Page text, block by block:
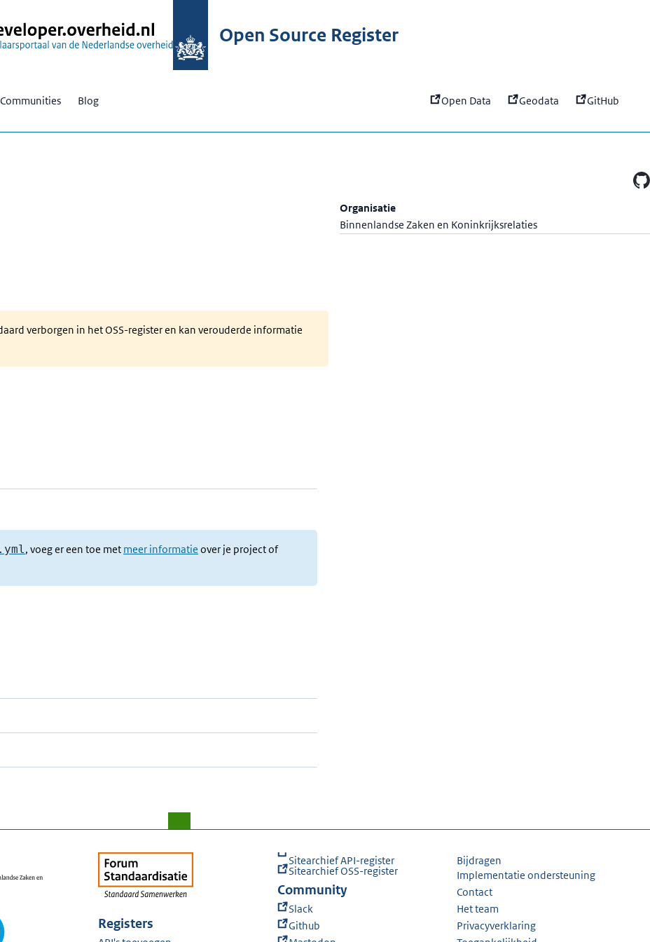
Open Source Register:
Communities Blog Open Data Geodata GitHub
Organisatie
Binnenlandse Zaken en Koninkrijksrelaties
verborgen in het OSS-register en kan verouderde informatie
, voeg er een toe met meer informatie over je project of
Registers
Sitearchief API-register
Sitearchief OSS-register
Community
Slack
Github
Bijdragen
Implementatie ondersteuning
Contact
Het team
Privacyverklaring